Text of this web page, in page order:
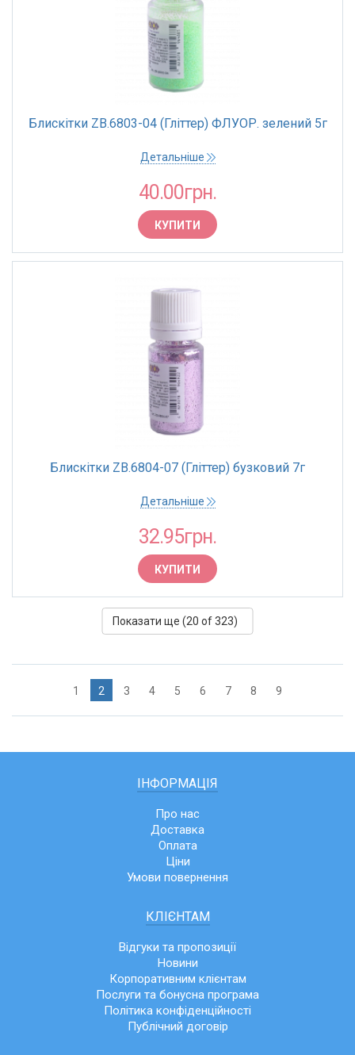
Блискітки ZB.6803-04 (Гліттер) ФЛУОР. зелений 5г
Детальніше
40.00грн.
КУПИТИ
Блискітки ZB.6804-07 (Гліттер) бузковий 7г
Детальніше
32.95грн.
КУПИТИ
Показати ще (20 of 323)
1 2 3 4 5 6 7 8 9
ІНФОРМАЦІЯ
Про нас
Доставка
Оплата
Ціни
Умови повернення
КЛІЄНТАМ
Відгуки та пропозиції
Новини
Корпоративним клієнтам
Послуги та бонусна програма
Політика конфіденційності
Публічний договір